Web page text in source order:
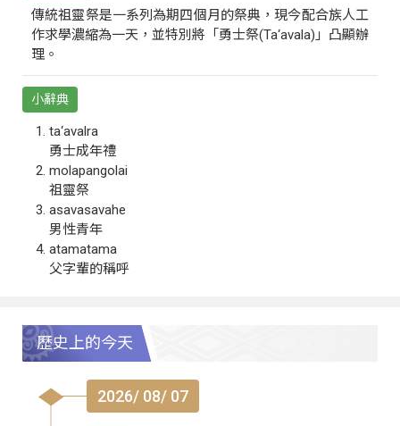
傳統祖靈祭是一系列為期四個月的祭典，現今配合族人工
作求學濃縮為一天，並特別將「勇士祭(Ta‘avala)」凸顯辦
理。
小辭典
ta‘avalra
勇士成年禮
molapangolai
祖靈祭
asavasavahe
男性青年
atamatama
父字輩的稱呼
歷史上的今天
2026/ 08/ 07